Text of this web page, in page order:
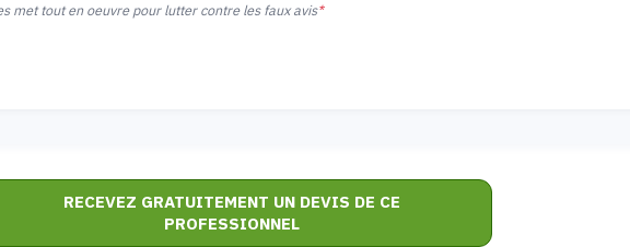
met tout en oeuvre pour lutter contre les faux avis*
RECEVEZ GRATUITEMENT UN DEVIS DE CE
PROFESSIONNEL